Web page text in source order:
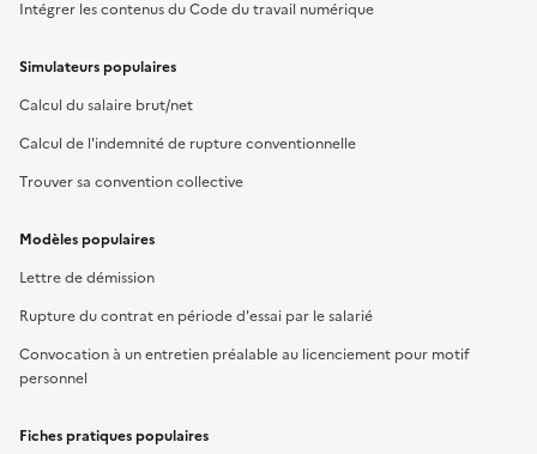
Intégrer les contenus du Code du travail numérique
Simulateurs populaires
Calcul du salaire brut/net
Calcul de l'indemnité de rupture conventionnelle
Trouver sa convention collective
Modèles populaires
Lettre de démission
Rupture du contrat en période d'essai par le salarié
Convocation à un entretien préalable au licenciement pour motif
personnel
Fiches pratiques populaires